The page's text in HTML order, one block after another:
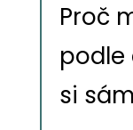
Proč
podle
si